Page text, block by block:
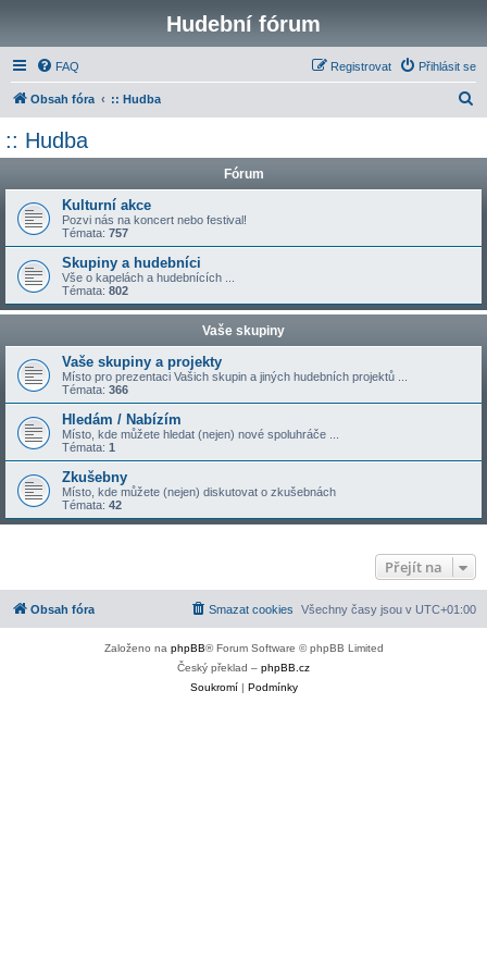
Hudební fórum
FAQ Přihlásit se
Registrovat
Obsah fóra :: Hudba
:: Hudba
Fórum
Kulturní akce
Pozvi nás na koncert nebo festival!
Témata: 757
Skupiny a hudebníci
Vše o kapelách a hudebnících ...
Témata: 802
Vaše skupiny
Vaše skupiny a projekty
Místo pro prezentaci Vašich skupin a jiných hudebních projektů ...
Témata: 366
Hledám / Nabízím
Místo, kde můžete hledat (nejen) nové spoluhráče ...
Témata: 1
Zkušebny
Místo, kde můžete (nejen) diskutovat o zkušebnách
Témata: 42
Přejít na
Obsah fóra Všechny časy jsou v UTC+01:00
Smazat cookies
Založeno na phpBB® Forum Software © phpBB Limited
Český překlad – phpBB.cz
Soukromí| Podmínky